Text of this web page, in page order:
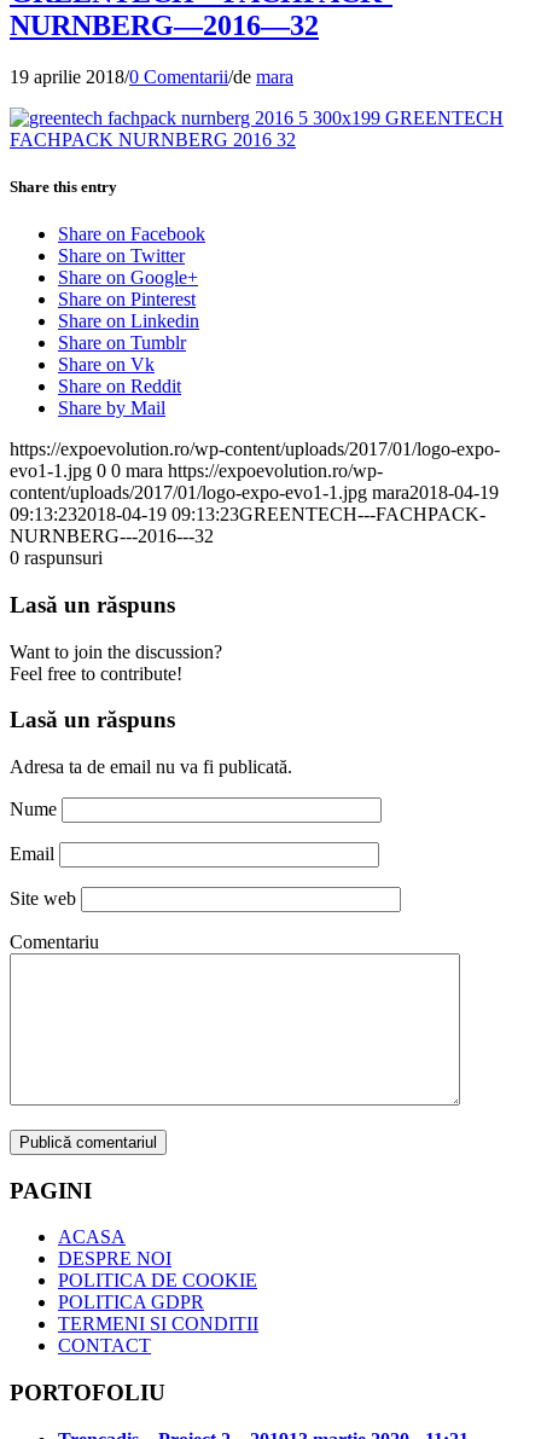
NURNBERG—2016—32
19 aprilie 2018/0 Comentarii/de mara
Share this entry
Share on Facebook
Share on Twitter
Share on Google+
Share on Pinterest
Share on Linkedin
Share on Tumblr
Share on Vk
Share on Reddit
Share by Mail
https://expoevolution.ro/wp-content/uploads/2017/01/logo-expo-
evo1-1.jpg 0 0 mara https://expoevolution.ro/wp-
content/uploads/2017/01/logo-expo-evo1-1.jpg mara2018-04-19
09:13:232018-04-19 09:13:23GREENTECH---FACHPACK-
NURNBERG---2016---32
0 raspunsuri
Lasă un răspuns
Want to join the discussion?
Feel free to contribute!
Lasă un răspuns
Adresa ta de email nu va fi publicată.
Nume
Email
Site web
Comentariu
PAGINI
ACASA
DESPRE NOI
POLITICA DE COOKIE
POLITICA GDPR
TERMENI SI CONDITII
CONTACT
PORTOFOLIU